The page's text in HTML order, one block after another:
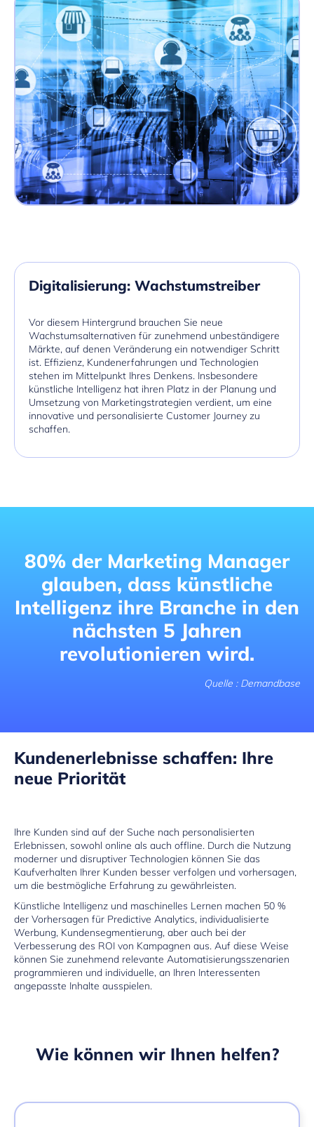
Digitalisierung: Wachstumstreiber
Vor diesem Hintergrund brauchen Sie neue
Wachstumsalternativen für zunehmend unbeständigere
Märkte, auf denen Veränderung ein notwendiger Schritt
ist. Effizienz, Kundenerfahrungen und Technologien
stehen im Mittelpunkt Ihres Denkens. Insbesondere
künstliche Intelligenz hat ihren Platz in der Planung und
Umsetzung von Marketingstrategien verdient, um eine
innovative und personalisierte Customer Journey zu
schaffen.
80% der Marketing Manager
glauben, dass künstliche
Intelligenz ihre Branche in den
nächsten 5 Jahren
revolutionieren wird.
Quelle : Demandbase
Kundenerlebnisse schaffen: Ihre
neue Priorität
Ihre Kunden sind auf der Suche nach personalisierten
Erlebnissen, sowohl online als auch offline. Durch die Nutzung
moderner und disruptiver Technologien können Sie das
Kaufverhalten Ihrer Kunden besser verfolgen und vorhersagen,
um die bestmögliche Erfahrung zu gewährleisten.
Künstliche Intelligenz und maschinelles Lernen machen 50 %
der Vorhersagen für Predictive Analytics, individualisierte
Werbung, Kundensegmentierung, aber auch bei der
Verbesserung des ROI von Kampagnen aus. Auf diese Weise
können Sie zunehmend relevante Automatisierungsszenarien
programmieren und individuelle, an Ihren Interessenten
angepasste Inhalte ausspielen.
Wie können wir Ihnen helfen?